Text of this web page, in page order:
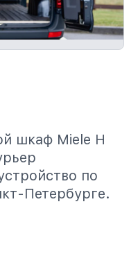
шкаф Miele H
по
Петербурге.